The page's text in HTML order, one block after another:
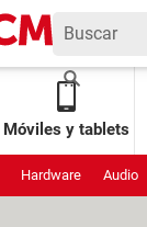
Móviles y tablets
Hardware Audio